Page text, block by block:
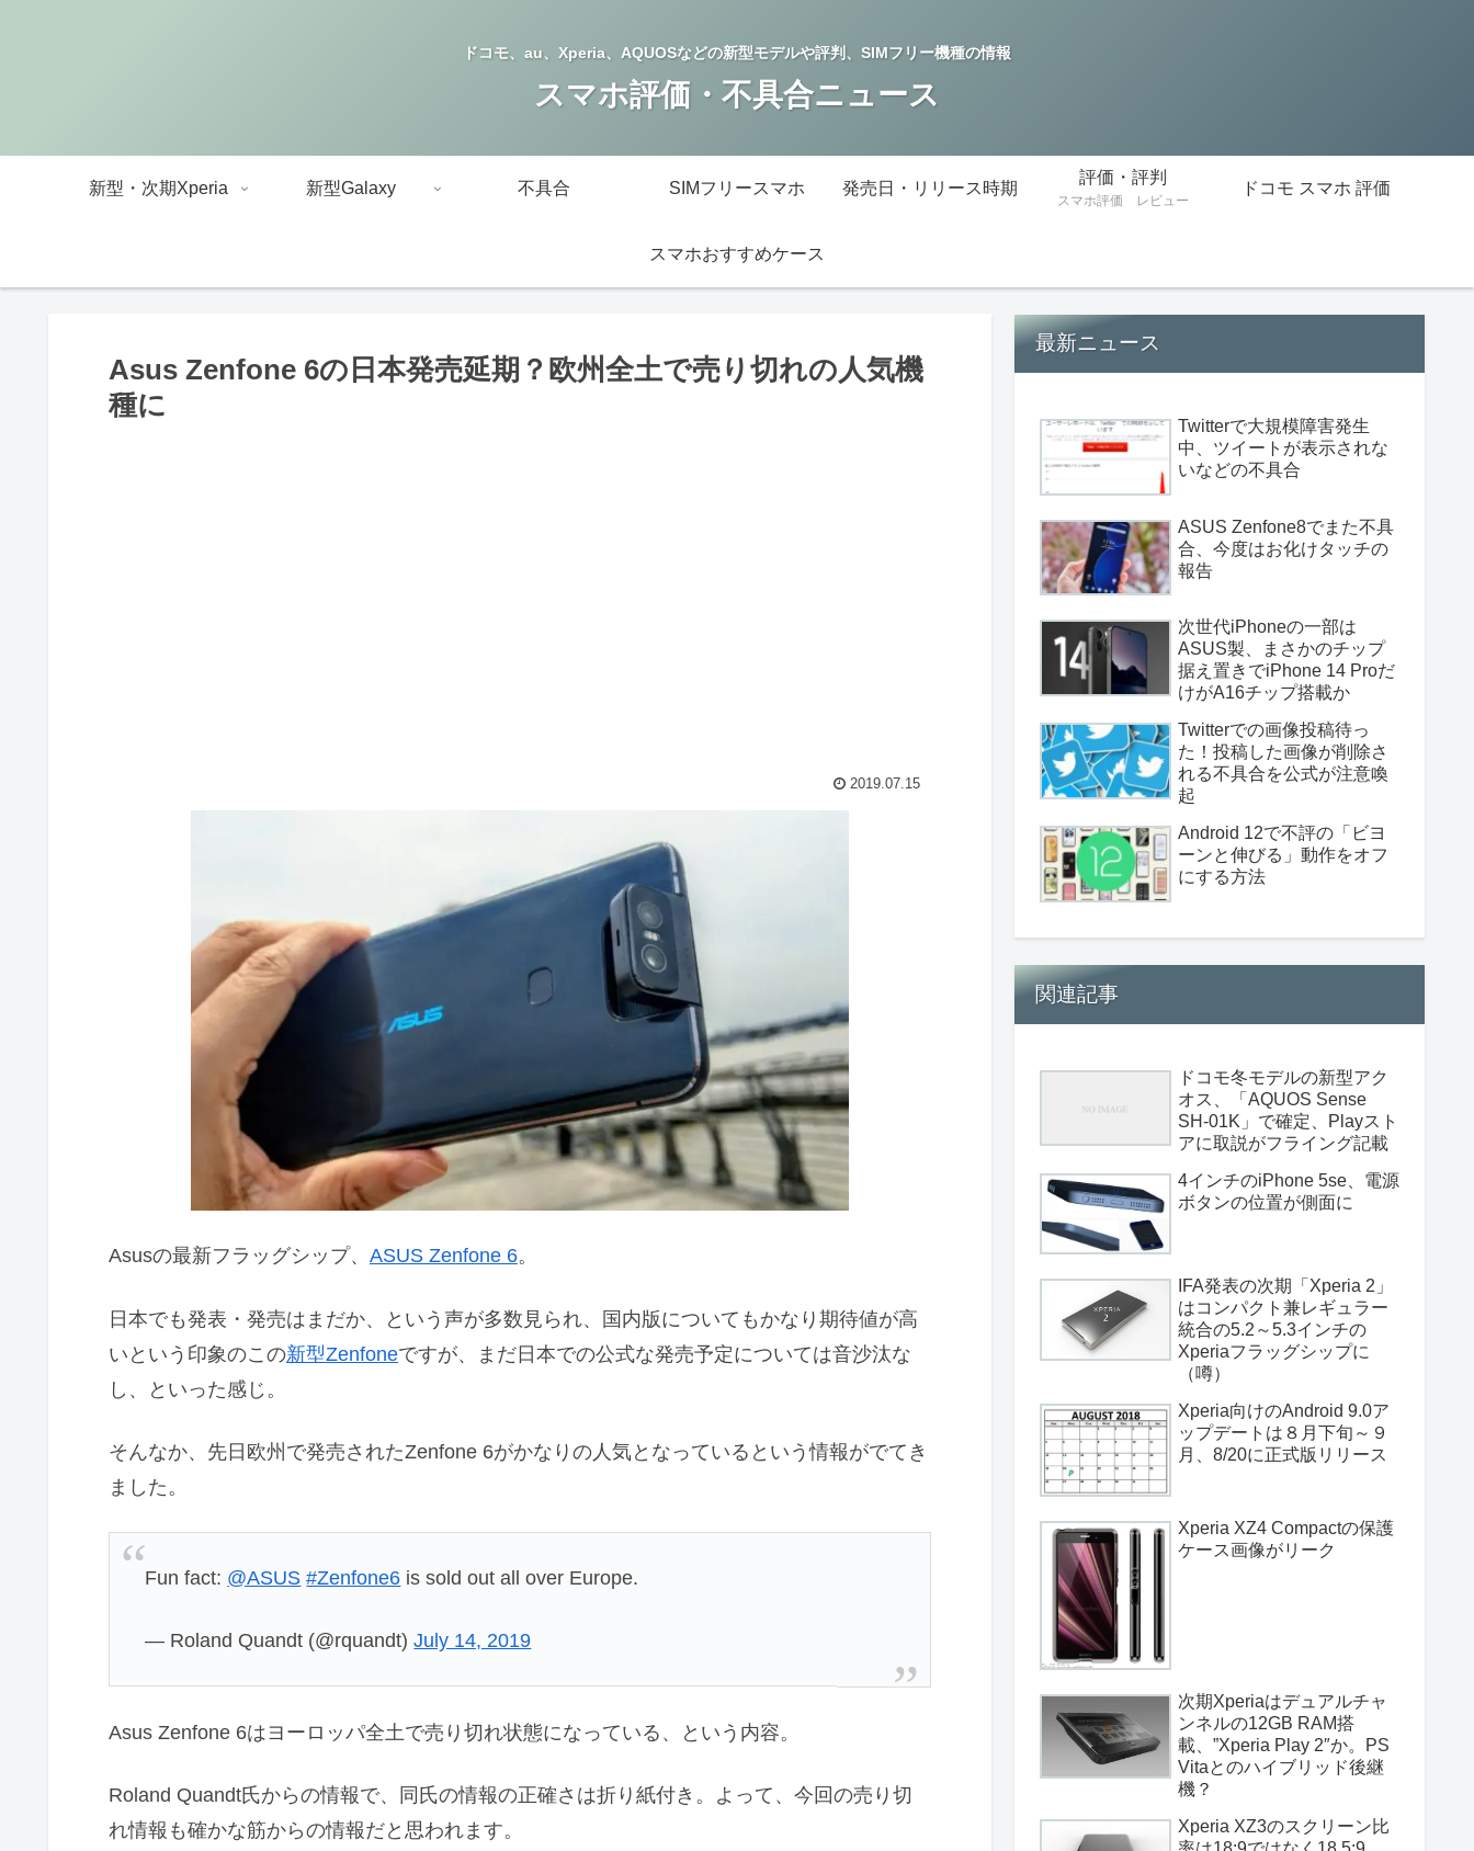
ドコモ、au、Xperia、AQUOSなどの新型モデルや評判、SIMフリー機種の情報
スマホ評価・不具合ニュース
新型・次期Xperia 新型Galaxy 不具合 SIMフリースマホ 発売日・リリース時期
評価・評判
スマホ評価 レビュー
ドコモ スマホ 評価
スマホおすすめケース
Asus Zenfone 6の日本発売延期？欧州全土で売り切れの人気機
種に
2019.07.15
Asusの最新フラッグシップ、 ASUS Zenfone 6。
日本でも発表・発売はまだか、という声が多数見られ、国内版についてもかなり期待値が高
いという印象のこの新型Zenfoneですが、まだ日本での公式な発売予定については音沙汰な
し、といった感じ。
そんなか、先日欧州で発売されたZenfone 6がかなりの人気となっているという情報がでてき
ました。
Fun fact: @ASUS #Zenfone6 is sold out all over Europe.
— Roland Quandt (@rquandt)July 14, 2019
Asus Zenfone 6はヨーロッパ全土で売り切れ状態になっている、という内容。
Roland Quandt氏からの情報で、同氏の情報の正確さは折り紙付き。よって、今回の売り切
れ情報も確かな筋からの情報だと思われます。
最新ニュース
Twitterで大規模障害発生
中、ツイートが表示されな
いなどの不具合
ASUS Zenfone8でまた不具
合、今度はお化けタッチの
報告
次世代iPhoneの一部は
ASUS製、まさかのチップ
据え置きでiPhone 14 Proだ
けがA16チップ搭載か
Twitterでの画像投稿待っ
た！投稿した画像が削除さ
れる不具合を公式が注意喚
起
Android 12で不評の「ビヨ
ーンと伸びる」動作をオフ
にする方法
関連記事
ドコモ冬モデルの新型アク
オス、「AQUOS Sense
SH-01K」で確定、Playスト
アに取説がフライング記載
4インチのiPhone 5se、電源
ボタンの位置が側面に
IFA発表の次期「Xperia 2」
はコンパクト兼レギュラー
統合の5.2～5.3インチの
Xperiaフラッグシップに
（噂）
Xperia向けのAndroid 9.0ア
ップデートは８月下旬～９
月、8/20に正式版リリース
Xperia XZ4 Compactの保護
ケース画像がリーク
次期Xperiaはデュアルチャ
ンネルの12GB RAM搭
載、”Xperia Play 2″か。PS
Vitaとのハイブリッド後継
機？
Xperia XZ3のスクリーン比